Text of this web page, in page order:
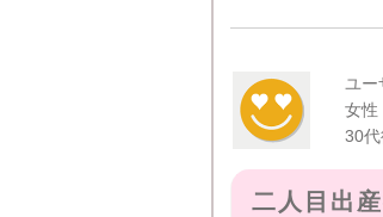
ユー
女性
30
二人目出